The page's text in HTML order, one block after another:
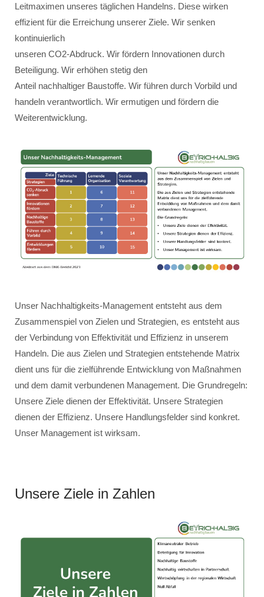
Leitmaximen unseres täglichen Handelns. Diese wirken
effizient für die Erreichung unserer Ziele. Wir senken
kontinuierlich
unseren CO2-Abdruck. Wir fördern Innovationen durch
Beteiligung. Wir erhöhen stetig den
Anteil nachhaltiger Baustoffe. Wir führen durch Vorbild und
handeln verantwortlich. Wir ermutigen und fördern die
Weiterentwicklung.
Unser Nachhaltigkeits-Management entsteht aus dem
Zusammenspiel von Zielen und Strategien, es entsteht aus
der Verbindung von Effektivität und Effizienz in unserem
Handeln. Die aus Zielen und Strategien entstehende Matrix
dient uns für die zielführende Entwicklung von Maßnahmen
und dem damit verbundenen Management. Die Grundregeln:
Unsere Ziele dienen der Effektivität. Unsere Strategien
dienen der Effizienz. Unsere Handlungsfelder sind konkret.
Unser Management ist wirksam.
Unsere Ziele in Zahlen